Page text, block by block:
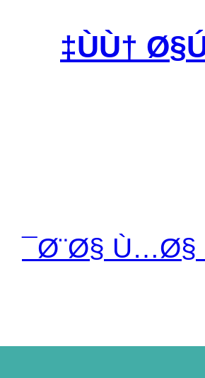
ÙÙ†
Ø¨Ø§ Ù…Ø§